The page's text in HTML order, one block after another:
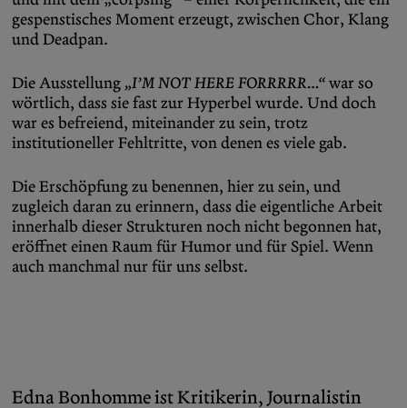
gespenstisches Moment erzeugt, zwischen Chor, Klang
und Deadpan.
Die Ausstellung „I’M NOT HERE FORRRRR…“war so
wörtlich, dass sie fast zur Hyperbel wurde. Und doch
war es befreiend, miteinander zu sein, trotz
institutioneller Fehltritte, von denen es viele gab.
Die Erschöpfung zu benennen, hier zu sein, und
zugleich daran zu erinnern, dass die eigentliche Arbeit
innerhalb dieser Strukturen noch nicht begonnen hat,
eröffnet einen Raum für Humor und für Spiel. Wenn
auch manchmal nur für uns selbst.
Edna Bonhomme ist Kritikerin, Journalistin